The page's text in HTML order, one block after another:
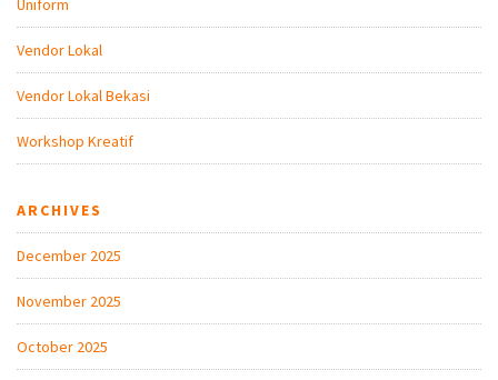
Vendor Lokal
Vendor Lokal Bekasi
Workshop Kreatif
ARCHIVES
December 2025
November 2025
October 2025